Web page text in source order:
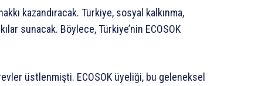
kazandıracak. Türkiye, sosyal kalkınma,
sunacak. Böylece, Türkiye’nin ECOSOK
üstlenmişti. ECOSOK üyeliği, bu geleneksel